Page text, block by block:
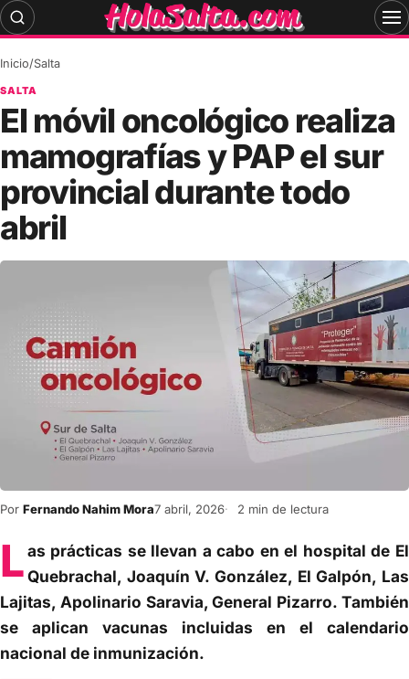
Skip
to
Inicio/Salta
SALTA
El móvil oncológico realiza
mamografías y PAP el sur
provincial durante todo
abril
Por Fernando Nahim Mora7 abril, 2026 2 min de lectura
Las prácticas se llevan a cabo en el hospital de El
Quebrachal, Joaquín V. González, El Galpón, Las
Lajitas, Apolinario Saravia, General Pizarro. También
se aplican vacunas incluidas en el calendario
nacional de inmunización.